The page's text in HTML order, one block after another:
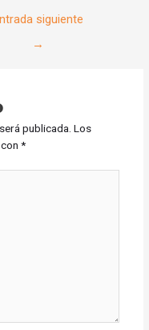
siguiente
→
publicada. Los
*